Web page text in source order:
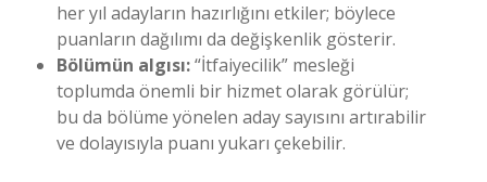
her yıl adayların hazırlığını etkiler; böylece
puanların dağılımı da değişkenlik gösterir.
Bölümün algısı:“İtfaiyecilik” mesleği
toplumda önemli bir hizmet olarak görülür;
bu da bölüme yönelen aday sayısını artırabilir
ve dolayısıyla puanı yukarı çekebilir.